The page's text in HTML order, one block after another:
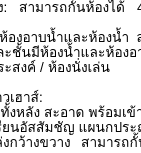
: สามารถกั้นห้องได้
งอาบน้ำและห้องน้ำ
ชั้นมีห้องน้ำและห้องอ
สงค์ / ห้องนั่งเล่น
เฮาส์:
งหลัง สะอาด พร้อมเข้
รียนอัสสัมชัญ แผนกปร
กว้างขวาง สามาร